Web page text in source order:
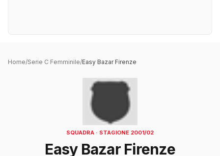
Home/Serie C Femminile/Easy Bazar Firenze
SQUADRA · STAGIONE 2001/02
Easy Bazar Firenze